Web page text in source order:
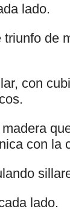
lado.
de
con
con la
lado.